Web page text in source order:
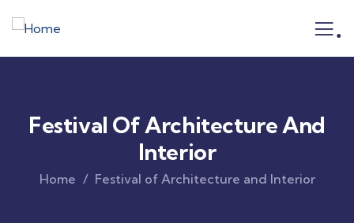
.
Festival Of Architecture And
Interior
Home Festival of Architecture and Interior